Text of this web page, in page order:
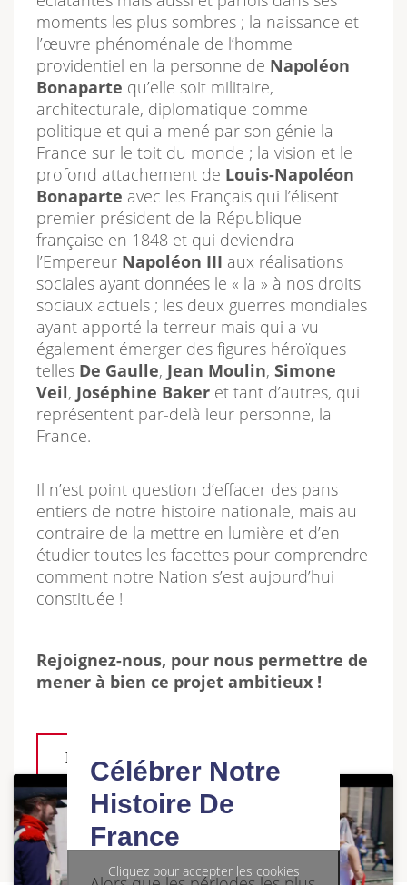
moments les plus sombres ; la naissance et
l’œuvre phénoménale de l’homme
providentiel en la personne de Napoléon
Bonaparte qu’elle soit militaire,
architecturale, diplomatique comme
politique et qui a mené par son génie la
France sur le toit du monde ; la vision et le
profond attachement de Louis-Napoléon
Bonaparte avec les Français qui l’élisent
premier président de la République
française en 1848 et qui deviendra
l’Empereur Napoléon III aux réalisations
sociales ayant données le « la » à nos droits
sociaux actuels ; les deux guerres mondiales
ayant apporté la terreur mais qui a vu
également émerger des figures héroïques
telles De Gaulle, Jean Moulin, Simone
Veil, Joséphine Baker et tant d’autres, qui
représentent par-delà leur personne, la
France.
Il n’est point question d’effacer des pans
entiers de notre histoire nationale, mais au
contraire de la mettre en lumière et d’en
étudier toutes les facettes pour comprendre
comment notre Nation s’est aujourd’hui
constituée !
Rejoignez-nous, pour nous permettre de
mener à bien ce projet ambitieux !
LIRE LE MOT DU PRÉSIDENT
Cliquez pour accepter les cookies
Célébrer Notre
Histoire De
France